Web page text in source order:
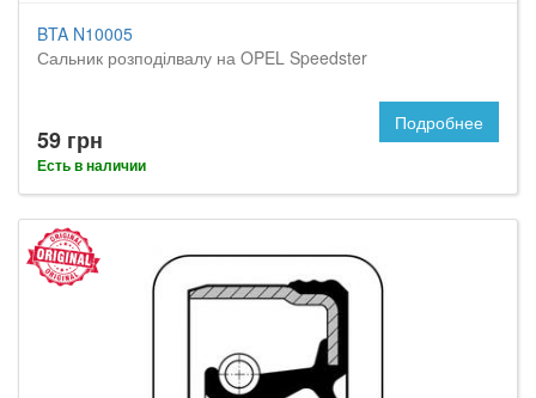
BTA N10005
Сальник розподілвалу на OPEL Speedster
59 грн
Есть в наличии
Подробнее